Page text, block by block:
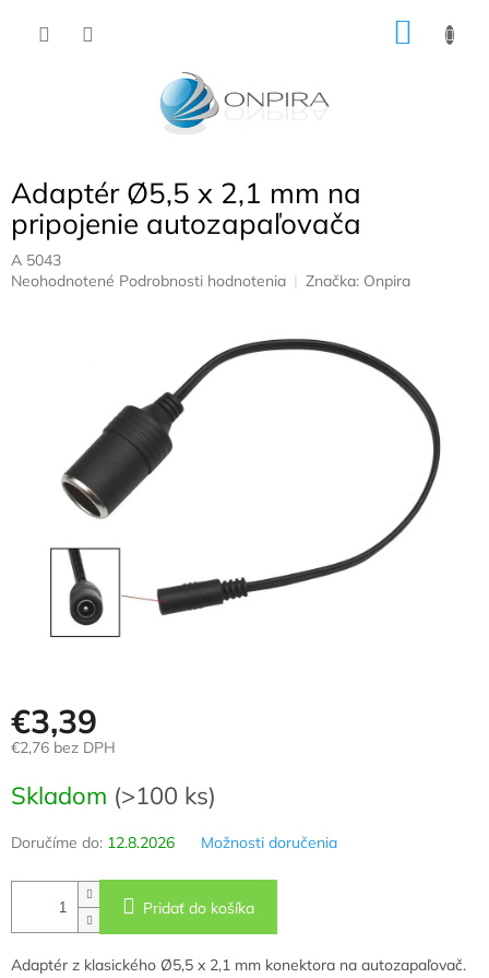
Adaptér Ø5,5 x 2,1 mm na
pripojenie autozapaľovača
A 5043
Priemerné
Neohodnotené Podrobnosti hodnotenia Značka: Onpira
€3,39
€2,76 bez DPH
cena:
Skladom (>100 ks)
Doručíme do: 12.8.2026 Možnosti doručenia
Pridať do košíka
Adaptér z klasického Ø5,5 x 2,1 mm konektora na autozapaľovač.